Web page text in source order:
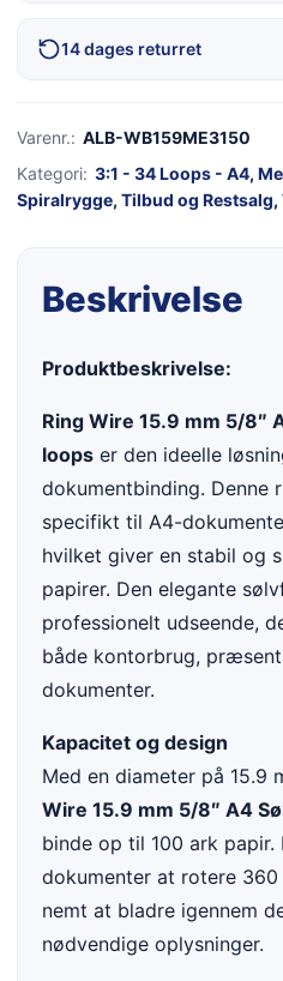
14 dages returret
Varenr.: ALB-WB159ME3150
Kategori: 3:1 - 34 Loops - A4,
Spiralrygge, Tilbud og Restsalg,
Beskrivelse
Produktbeskrivelse:
Ring Wire 15.9 mm 5/8″
loops er den ideelle
dokumentbinding. Denne
specifikt til A4-
hvilket giver en stabil og
papirer. Den elegante
professionelt udseende,
både kontorbrug,
dokumenter.
Kapacitet og design
Med en diameter på 15.9
Wire 15.9 mm 5/8″ A4
binde op til 100 ark papir.
dokumenter at rotere
nemt at bladre igennem
nødvendige oplysninger.